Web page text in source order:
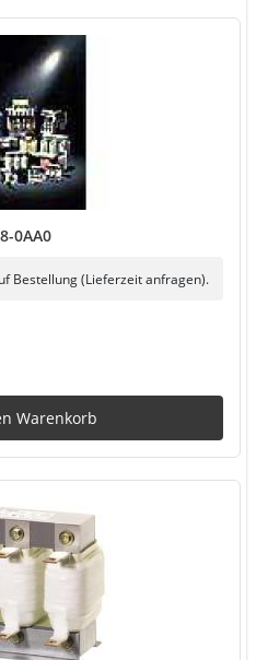
0AA0
Bestellung (Lieferzeit anfragen).
Warenkorb